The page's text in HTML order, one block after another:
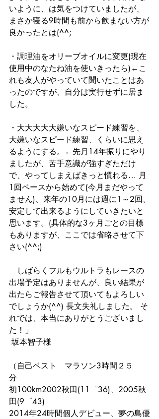
いように、は気をつけていましたが、
まさか寝る9時間も前から飲まない方が
良かったとは(^^;
・調理油をオリーブオイルに変更(現在
使用中のなたね油を使いきったら)←こ
れも友人がやっていて聞いたことはあ
ったのですが、自分は実行せずに居ま
した。
・大大大大大嫌いなスピード練習を、
大嫌いなスピード練習、くらいに思え
るようにする。←先月14年振りにやり
ましたが、苦手意識が強すぎただけ
で、やってしまえばきっと慣れる… 月
1回ペースから始めて(今月まだやって
ません)、来年の10月には週に1～2回、
安定して出来るようにしていきたいと
思います。(具体的な3ヶ月ごとの目標
もありますが、ここでは省略させて下
さい(^^;)
しばらくフルもウルトラもレースの
出場予定はありませんが、良い結果が
出たらご報告させて頂いてもよろしい
でしょうか(^^) 長文失礼しました。 そ
れでは、本当にありがとうございまし
た！」
坂本智子様
（自己ベスト　マラソン3時間２５
分
初100km2002秋田(11゜36)、2005秋
田(9゜43)
2014年24時間個人デビュー、夢の島優